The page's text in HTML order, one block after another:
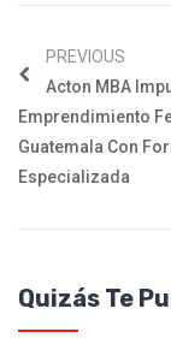
PREVIOUS
Acton MBA
Emprendimiento
Guatemala Con
Especializada
Quizás Te